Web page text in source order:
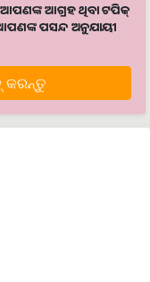
ଆଗ୍ରହ ଥିବା ଟପିକ୍‌
ପସନ୍ଦ ଅନୁଯାୟୀ
କରନ୍ତୁ